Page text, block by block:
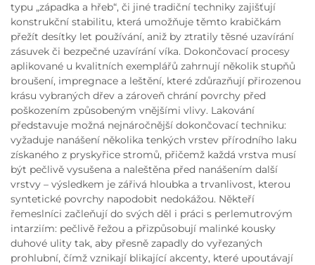
typu „západka a hřeb“, či jiné tradiční techniky zajišťují
konstrukční stabilitu, která umožňuje těmto krabičkám
přežít desítky let používání, aniž by ztratily těsné uzavírání
zásuvek či bezpečné uzavírání víka. Dokončovací procesy
aplikované u kvalitních exemplářů zahrnují několik stupňů
broušení, impregnace a leštění, které zdůrazňují přirozenou
krásu vybraných dřev a zároveň chrání povrchy před
poškozením způsobeným vnějšími vlivy. Lakování
představuje možná nejnáročnější dokončovací techniku:
vyžaduje nanášení několika tenkých vrstev přírodního laku
získaného z pryskyřice stromů, přičemž každá vrstva musí
být pečlivě vysušena a naleštěna před nanášením další
vrstvy – výsledkem je zářivá hloubka a trvanlivost, kterou
syntetické povrchy napodobit nedokážou. Někteří
řemeslníci začleňují do svých děl i práci s perlemutrovým
intarziím: pečlivě řežou a přizpůsobují malinké kousky
duhové ulity tak, aby přesně zapadly do vyřezaných
prohlubní, čímž vznikají blikající akcenty, které upoutávají